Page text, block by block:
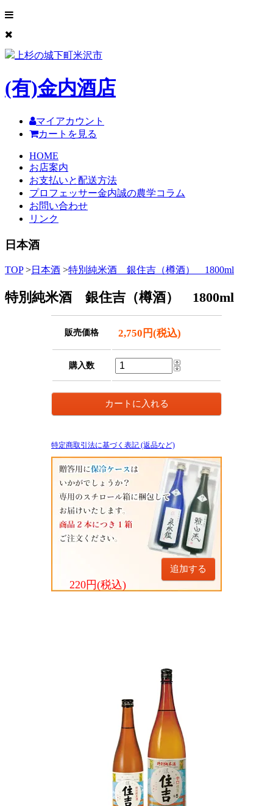
上杉の城下町米沢市
(有)金内酒店
マイアカウント
カートを見る
HOME
お店案内
お支払いと配送方法
プロフェッサー金内誠の農学コラム
お問い合わせ
リンク
日本酒
TOP >日本酒 >特別純米酒 銀住吉（樽酒） 1800ml
特別純米酒 銀住吉（樽酒） 1800ml
販売価格 2,750円(税込)
購入数
特定商取引法に基づく表記 (返品など)
追加する
220円(税込)